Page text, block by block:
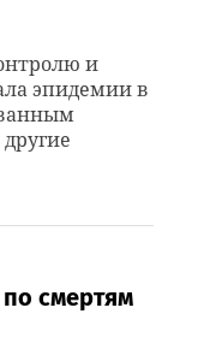
и
эпидемии в
смертям